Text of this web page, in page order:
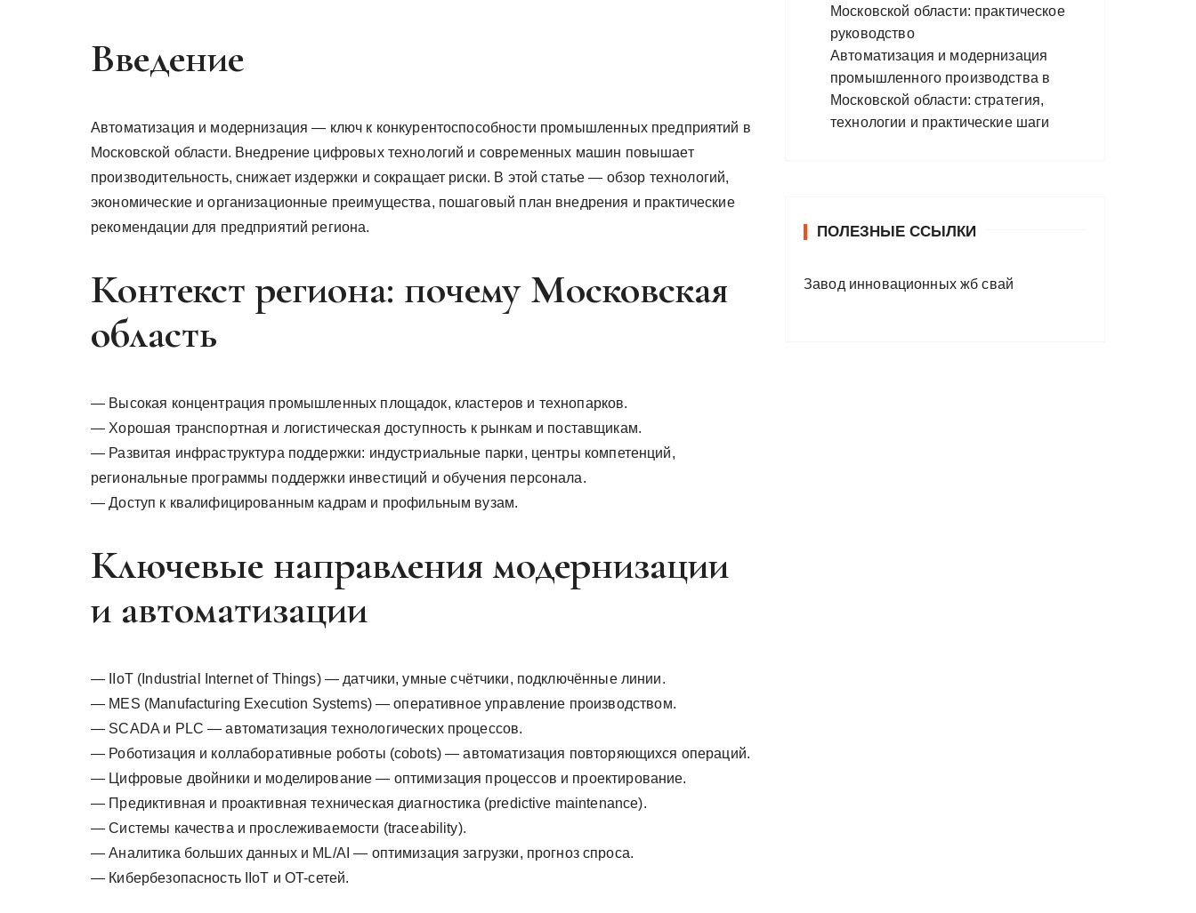
Введение
Автоматизация и модернизация — ключ к конкурентоспособности промышленных предприятий в
Московской области. Внедрение цифровых технологий и современных машин повышает
производительность, снижает издержки и сокращает риски. В этой статье — обзор технологий,
экономические и организационные преимущества, пошаговый план внедрения и практические
рекомендации для предприятий региона.
Контекст региона: почему Московская
область
— Высокая концентрация промышленных площадок, кластеров и технопарков.
— Хорошая транспортная и логистическая доступность к рынкам и поставщикам.
— Развитая инфраструктура поддержки: индустриальные парки, центры компетенций,
региональные программы поддержки инвестиций и обучения персонала.
— Доступ к квалифицированным кадрам и профильным вузам.
Ключевые направления модернизации
и автоматизации
— IIoT (Industrial Internet of Things) — датчики, умные счётчики, подключённые линии.
— MES (Manufacturing Execution Systems) — оперативное управление производством.
— SCADA и PLC — автоматизация технологических процессов.
— Роботизация и коллаборативные роботы (cobots) — автоматизация повторяющихся операций.
— Цифровые двойники и моделирование — оптимизация процессов и проектирование.
— Предиктивная и проактивная техническая диагностика (predictive maintenance).
— Системы качества и прослеживаемости (traceability).
— Аналитика больших данных и ML/AI — оптимизация загрузки, прогноз спроса.
— Кибербезопасность IIoT и OT-сетей.
Московской области: практическое
руководство
Автоматизация и модернизация
промышленного производства в
Московской области: стратегия,
технологии и практические шаги
ПОЛЕЗНЫЕ ССЫЛКИ
Завод инновационных жб свай